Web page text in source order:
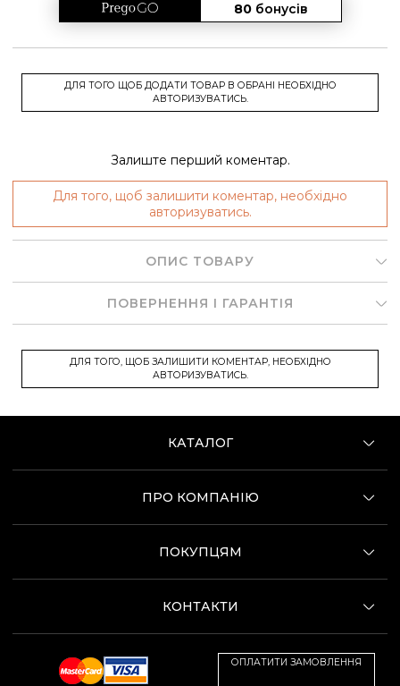
80 бонусів
ДЛЯ ТОГО ЩОБ ДОДАТИ ТОВАР В ОБРАНІ НЕОБХІДНО
АВТОРИЗУВАТИСЬ.
Залиште перший коментар.
Для того, щоб залишити коментар, необхідно
авторизуватись.
ОПИС ТОВАРУ
ПОВЕРНЕННЯ І ГАРАНТІЯ
ДЛЯ ТОГО, ЩОБ ЗАЛИШИТИ КОМЕНТАР, НЕОБХІДНО
АВТОРИЗУВАТИСЬ.
КАТАЛОГ
ПРО КОМПАНІЮ
ПОКУПЦЯМ
КОНТАКТИ
ОПЛАТИТИ ЗАМОВЛЕННЯ